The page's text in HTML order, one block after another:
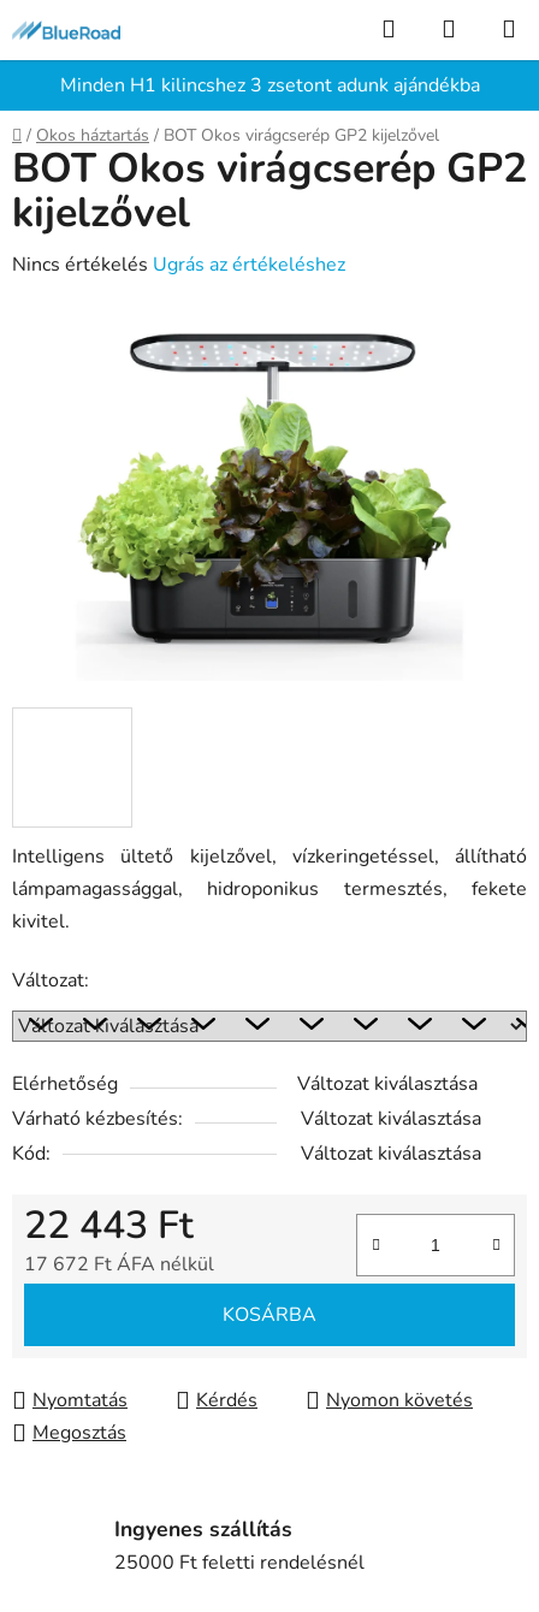
fő
tartalomhozMinden H1 kilincshez 3 zsetont adunk ajándékba
KeresésKOSÁR
Kezdőlap
/ Okos háztartás / BOT Okos virágcserép GP2 kijelzővel
Intelligens ültető kijelzővel, vízkeringetéssel, állítható
lámpamagassággal, hidroponikus termesztés, fekete
kivitel.
Változat:
Elérhetőség
Változat kiválasztása
Várható kézbesítés:
Változat kiválasztása
Kód:
Változat kiválasztása
22 443 Ft
17 672 Ft ÁFA nélkül
KOSÁRBA
Nyomtatás Kérdés
Nyomon követés
Megosztás
BOT Okos virágcserép GP2
kijelzővel
A
Nincs értékelés Ugrás az értékeléshez
Ingyenes szállítás
25000 Ft feletti rendelésnél